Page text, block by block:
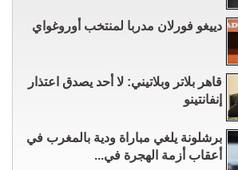
دييغو فورلان مدربا لمنتخب أوروغواي
قاهر بلاتر وبلاتيني: لا أحد يصدق اعتذار
إنفانتينو
برشلونة يلغي مباراة ودية بالمغرب في
أعقاب أزمة الهجرة في...